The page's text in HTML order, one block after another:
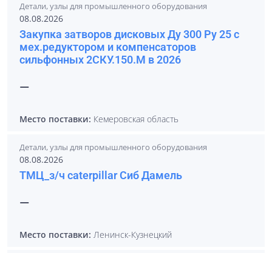
Детали, узлы для промышленного оборудования
08.08.2026
Закупка затворов дисковых Ду 300 Ру 25 с
мех.редуктором и компенсаторов
сильфонных 2СКУ.150.М в 2026
—
Место поставки: Кемеровская область
Детали, узлы для промышленного оборудования
08.08.2026
ТМЦ_з/ч caterpillar Сиб Дамель
—
Место поставки: Ленинск-Кузнецкий